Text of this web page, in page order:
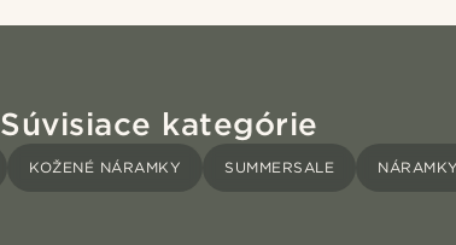
Súvisiace kategórie
KOŽENÉ NÁRAMKY SUMMERSALE